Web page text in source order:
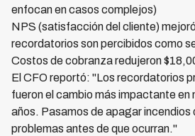
enfocan en casos complejos)
NPS (satisfacción del cliente)
recordatorios son percibidos como
Costos de cobranza redujeron
El CFO reportó: "Los recordatorios
fueron el cambio más impactante en
años. Pasamos de apagar incendios
problemas antes de que ocurran."